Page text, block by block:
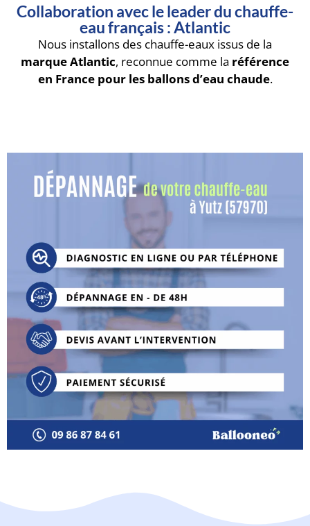
Collaboration avec le leader du chauffe-
eau français : Atlantic
Nous installons des chauffe-eaux issus de la
marque Atlantic, reconnue comme la référence
en France pour les ballons d’eau chaude.